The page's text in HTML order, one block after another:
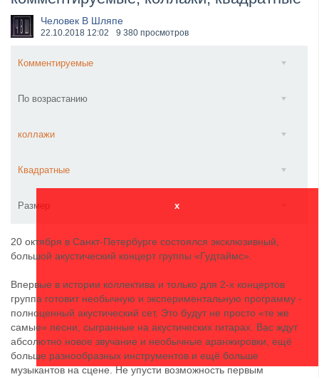
​Wacken Open Air 2027 объявил новую волну участ...
Человек В Шляпе
22.10.2018 12:02 9 380 просмотров
Комментируемые
По возрастанию
коллажи
Квадратные
Размер x
20 октября в Санкт-Петербурге состоялся эксклюзивный,
большой акустический концерт группы «Гудтаймс».
Впервые в истории коллектива и только для 2-х концертов
группа готовит необычную и экспериментальную программу -
полноценный акустический сет. Это будут не просто «те же
самые» песни, сыгранные на акустических гитарах. Вас ждут
абсолютно новое звучание и необычные аранжировки, ещё
больше разнообразных инструментов и ещё больше
музыкантов на сцене. Не упусти возможность первым